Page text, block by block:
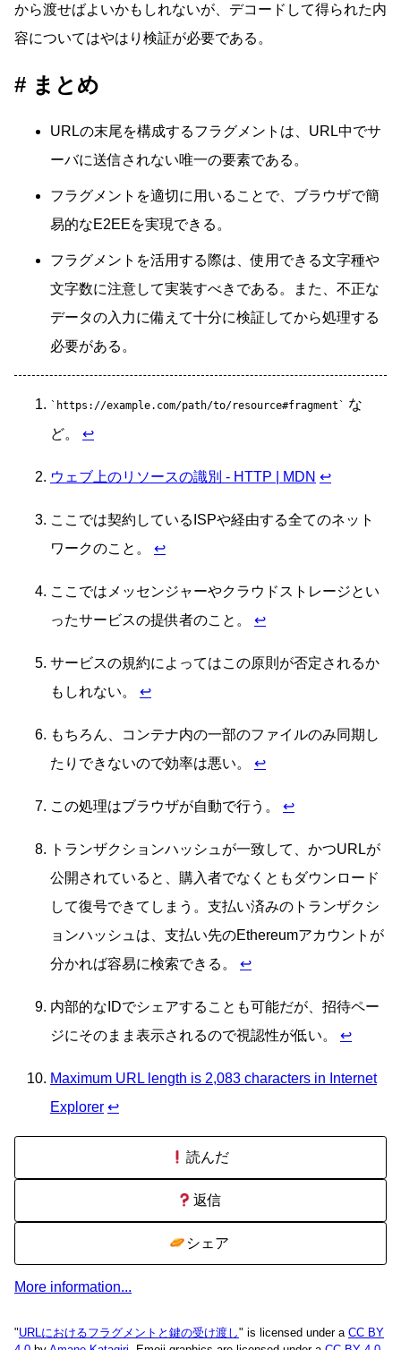
から渡せばよいかもしれないが、デコードして得られた内
容についてはやはり検証が必要である。
まとめ
URLの末尾を構成するフラグメントは、URL中でサ
ーバに送信されない唯一の要素である。
フラグメントを適切に用いることで、ブラウザで簡
易的なE2EEを実現できる。
フラグメントを活用する際は、使用できる文字種や
文字数に注意して実装すべきである。また、不正な
データの入力に備えて十分に検証してから処理する
必要がある。
https://example.com/path/to/resource#fragment
な
ど。 ↩
ウェブ上のリソースの識別 - HTTP | MDN ↩
ここでは契約しているISPや経由する全てのネット
ワークのこと。 ↩
ここではメッセンジャーやクラウドストレージとい
ったサービスの提供者のこと。 ↩
サービスの規約によってはこの原則が否定されるか
もしれない。 ↩
もちろん、コンテナ内の一部のファイルのみ同期し
たりできないので効率は悪い。 ↩
この処理はブラウザが自動で行う。 ↩
トランザクションハッシュが一致して、かつURLが
公開されていると、購入者でなくともダウンロード
して復号できてしまう。支払い済みのトランザクシ
ョンハッシュは、支払い先のEthereumアカウントが
分かれば容易に検索できる。 ↩
内部的なIDでシェアすることも可能だが、招待ペー
ジにそのまま表示されるので視認性が低い。 ↩
Maximum URL length is 2,083 characters in Internet
Explorer ↩
読んだ
返信
シェア
More information...
"URLにおけるフラグメントと鍵の受け渡し" is licensed under a CC BY